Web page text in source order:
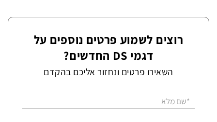
רוצים לשמוע פרטים נוספים על
דגמי DS החדשים?
השאירו פרטים ונחזור אליכם בהקדם
*שם מלא